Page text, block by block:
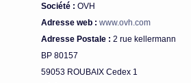
Société : OVH
Adresse web : www.ovh.com
Adresse Postale : 2 rue kellermann
BP 80157
59053 ROUBAIX Cedex 1